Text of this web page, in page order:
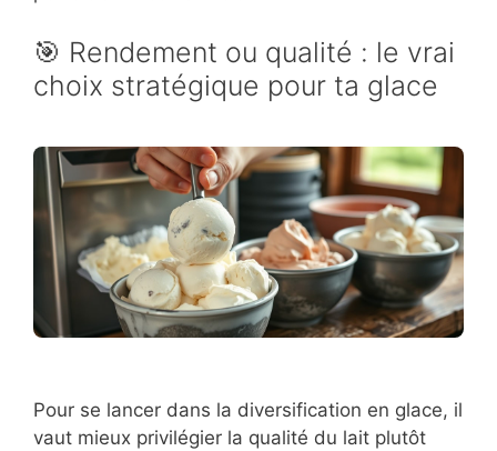
🎯 Rendement ou qualité : le vrai
choix stratégique pour ta glace
Pour se lancer dans la diversification en glace, il
vaut mieux privilégier la qualité du lait plutôt